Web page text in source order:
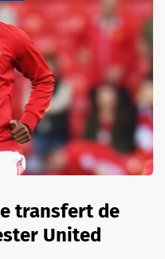
transfert de
United